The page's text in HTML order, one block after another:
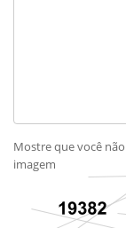
Mostre que você
imagem